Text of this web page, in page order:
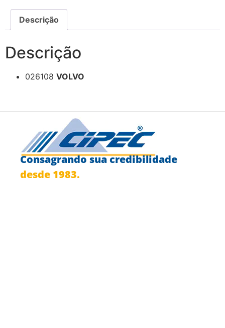
Descrição
Descrição
026108 VOLVO
Consagrando sua credibilidade
desde 1983.